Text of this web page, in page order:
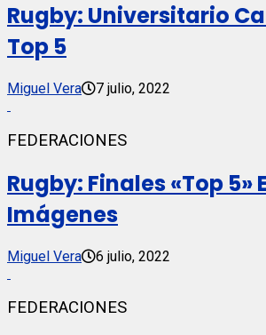
Rugby: Universitario
Top 5
Miguel Vera 7 julio, 2022
FEDERACIONES
Rugby: Finales «Top 5»
Imágenes
Miguel Vera 6 julio, 2022
FEDERACIONES